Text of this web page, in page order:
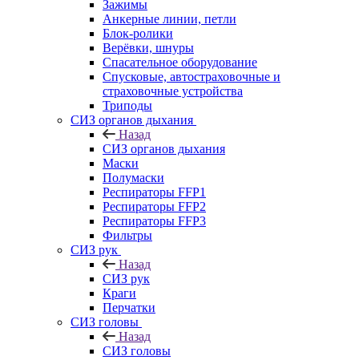
Зажимы
Анкерные линии, петли
Блок-ролики
Верёвки, шнуры
Спасательное оборудование
Спусковые, автостраховочные и
страховочные устройства
Триподы
СИЗ органов дыхания
Назад
СИЗ органов дыхания
Маски
Полумаски
Респираторы FFP1
Респираторы FFP2
Респираторы FFP3
Фильтры
СИЗ рук
Назад
СИЗ рук
Краги
Перчатки
СИЗ головы
Назад
СИЗ головы